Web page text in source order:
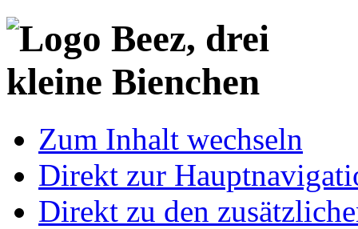
Zum Inhalt wechseln
Direkt zur
Direkt zu den